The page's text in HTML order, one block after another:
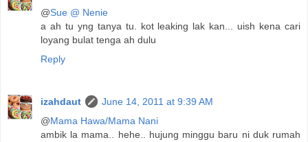
@Sue @ Nenie
a ah tu yng tanya tu. kot leaking lak kan... uish kena cari
loyang bulat tenga ah dulu
Reply
izahdaut
June 14, 2011 at 9:39 AM
@Mama Hawa/Mama Nani
ambik la mama.. hehe.. hujung minggu baru ni duk rumah